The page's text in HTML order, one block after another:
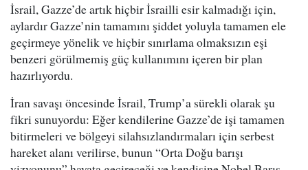
İsrail, Gazze’de artık hiçbir İsrailli esir kalmadığı için,
aylardır Gazze’nin tamamını şiddet yoluyla tamamen ele
geçirmeye yönelik ve hiçbir sınırlama olmaksızın eşi
benzeri görülmemiş güç kullanımını içeren bir plan
hazırlıyordu.
İran savaşı öncesinde İsrail, Trump’a sürekli olarak şu
fikri sunuyordu: Eğer kendilerine Gazze’de işi tamamen
bitirmeleri ve bölgeyi silahsızlandırmaları için serbest
hareket alanı verilirse, bunun “Orta Doğu barışı